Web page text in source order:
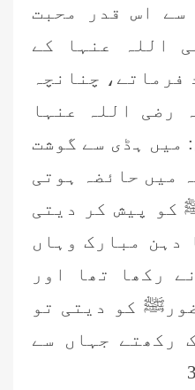
سے اس قدر محبت
اللہ عنہا کے
چنانچہ
رضی اللہ عنہا
میں ہڈی سے گوشت
میں حائضہ ہوتی
کو پیش کر دیتی
مبارک وہاں
رکھا تھا اور
کو دیتی تو
رکھتے جہاں سے